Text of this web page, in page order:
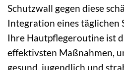
Schutzwall gegen diese
Integration eines täglichen
Ihre Hautpflegeroutine ist
effektivsten Maßnahmen,
gesund, jugendlich und